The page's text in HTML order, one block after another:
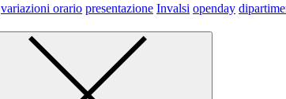
variazioni orario presentazione Invalsi openday